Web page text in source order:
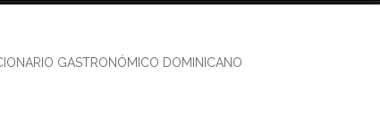
GASTRONÓMICO DOMINICANO